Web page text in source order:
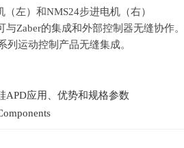
（左）和NMS24步进电机（右）
与Zaber的集成和外部控制器无缝协作。
列运动控制产品无缝集成。
APD应用、优势和规格参数